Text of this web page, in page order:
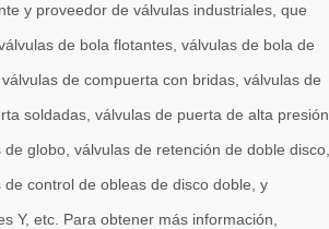
y proveedor de válvulas industriales, que
de bola flotantes, válvulas de bola de
de compuerta con bridas, válvulas de
soldadas, válvulas de puerta de alta presión,
de globo, válvulas de retención de doble disco,
de control de obleas de disco doble, y
Y, etc. Para obtener más información,